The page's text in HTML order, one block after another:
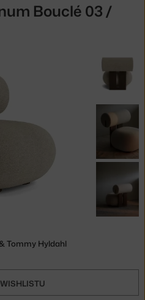
Bouclé 03 /
Tommy Hyldahl